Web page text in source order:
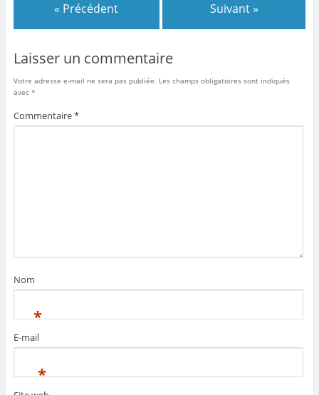
o
o
k
« Précédent Suivant »
Laisser un commentaire
Votre adresse e-mail ne sera pas publiée. Les champs obligatoires sont indiqués
avec *
Commentaire*
Nom
*
E-mail
*